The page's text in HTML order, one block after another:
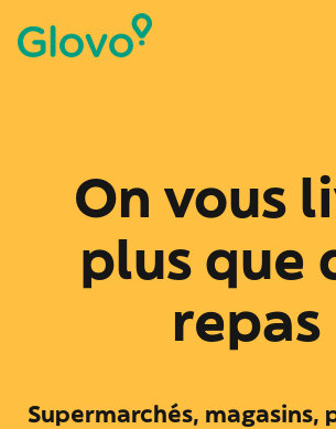
On vous
plus que
repas
Supermarchés, magasins,